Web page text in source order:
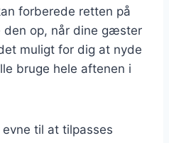
forberede retten på
den op, når dine gæster
muligt for dig at nyde
bruge hele aftenen i
til at tilpasses